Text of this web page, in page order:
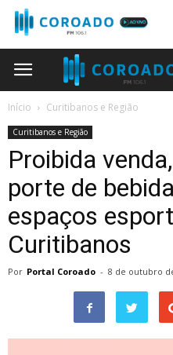
Início Curitibanos e Região
Curitibanos e Região
Proibida
porte de
espaços
Curitibanos
Por Portal Coroado - 8 de outubro